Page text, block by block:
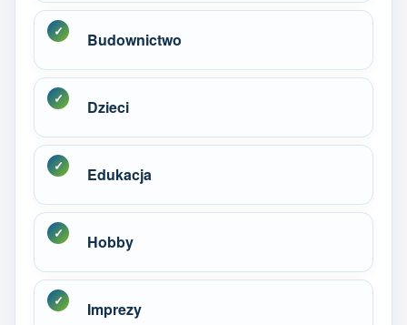
Budownictwo
Dzieci
Edukacja
Hobby
Imprezy